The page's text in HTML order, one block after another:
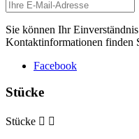
Sie können Ihr
Kontaktinformationen finden
Facebook
Stücke
Stücke  